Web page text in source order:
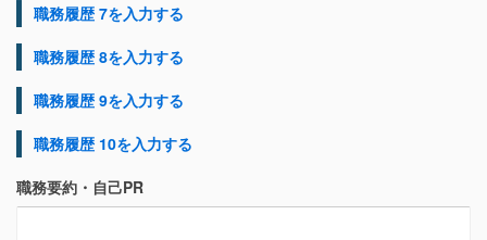
職務履歴 7を入力する
職務履歴 8を入力する
職務履歴 9を入力する
職務履歴 10を入力する
職務要約・自己PR